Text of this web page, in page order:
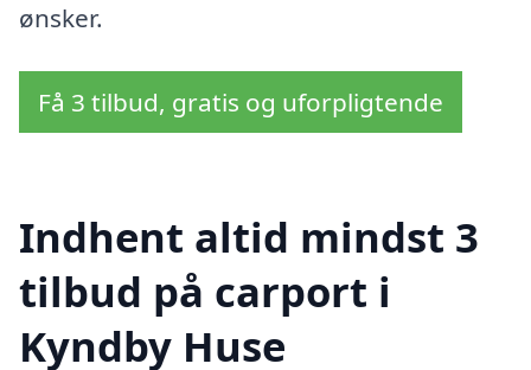
ønsker.
Få 3 tilbud, gratis og uforpligtende
Indhent altid mindst 3
tilbud på carport i
Kyndby Huse